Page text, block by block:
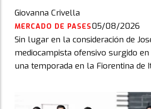
Giovanna Crivella
MERCADO DE PASES05/08/2026
Sin lugar en la consideración de
mediocampista ofensivo surgido
una temporada en la Fiorentina de